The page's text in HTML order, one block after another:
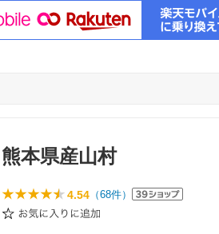
熊本県産山村
4.54 （68件）